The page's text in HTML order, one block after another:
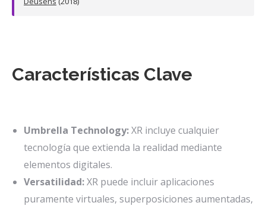
Características Clave
Umbrella Technology:XR incluye cualquier
tecnología que extienda la realidad mediante
elementos digitales.
Versatilidad:XR puede incluir aplicaciones
puramente virtuales, superposiciones aumentadas,